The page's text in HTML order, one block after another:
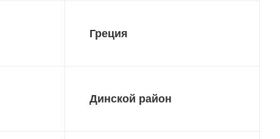
Греция
Динской район